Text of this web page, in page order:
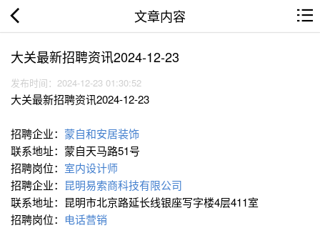
文章内容
大关最新招聘资讯2024-12-23
发布时间：2024-12-23 01:30:52
大关最新招聘资讯2024-12-23
招聘企业： 蒙自和安居装饰
联系地址：蒙自天马路51号
招聘岗位： 室内设计师
招聘企业： 昆明易索商科技有限公司
联系地址：昆明市北京路延长线银座写字楼4层411室
招聘岗位： 电话营销